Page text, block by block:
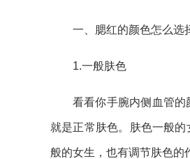
一、腮红的颜色怎么选
1.一般肤色
看看你手腕内侧血管
就是正常肤色。肤色一般
般的女生，也有调节肤色的